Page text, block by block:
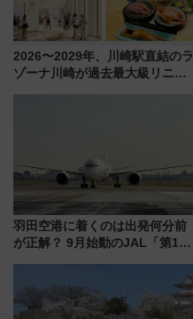
2026〜2029年、川崎駅直結のラ
ゾーナ川崎が過去最大級リニュ
羽田空港に着くのは出発何分前
が正解？ 9月始動のJAL「第1タ
変更点まとめ